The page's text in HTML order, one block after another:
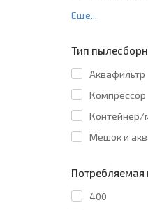
Еще...
Тип
Аквафильтр
Компрессор
Мешок и
400